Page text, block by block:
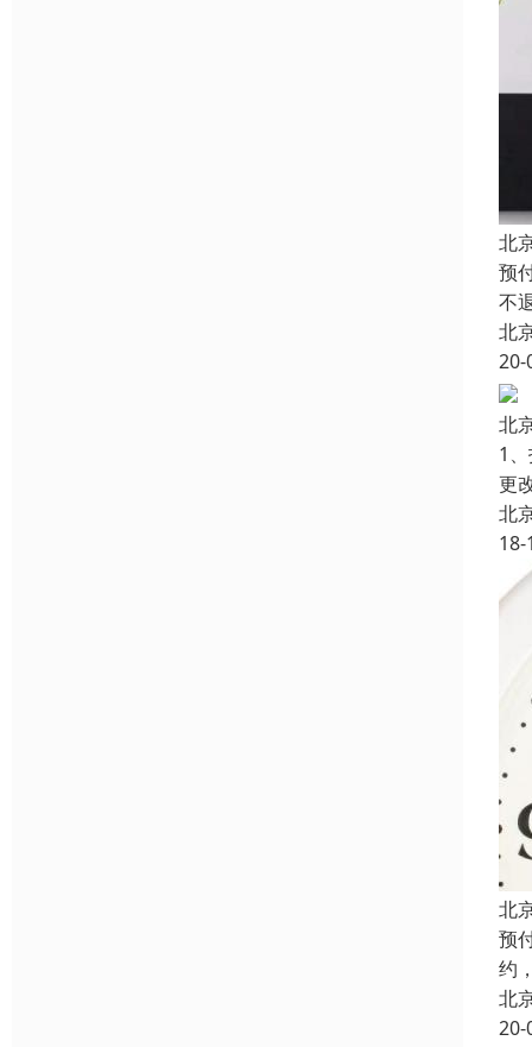
北
预
不
北
20-
北
1
更
北
18-
北
预
约
北
20-